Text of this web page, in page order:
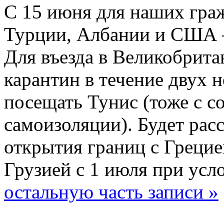
С 15 июня для нaшиx
Турции, Албании и США
Для въезда в
карантин в течение
посещать Тунис (тоже с
самоизоляции). Будет
открытия границ с
Грузией с 1 июля при
остальную часть записи »